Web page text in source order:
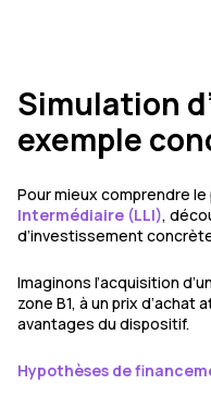
Simulation
exemple
Pour mieux comprendre
Intermédiaire (LLI),
d’investissement
Imaginons l’acquisition
zone B1, à un prix
avantages du dispositif.
Hypothèses de